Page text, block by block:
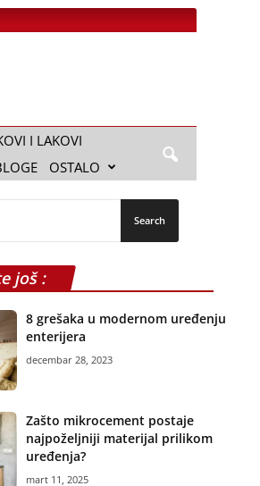
I LAKOVI
OSTALO
još :
8 grešaka u modernom uređenju
enterijera
decembar 28, 2023
Zašto mikrocement postaje
najpoželjniji materijal prilikom
uređenja?
mart 11, 2025